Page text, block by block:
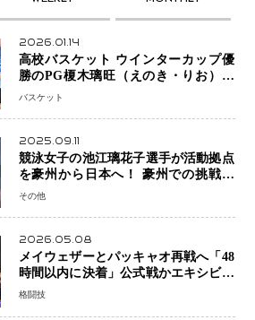
2026.01.14
高校バスケット ウインターカップ優
勝のPG榎木璃旺（えのき・りお）が
プロの現場へ―。
バスケット
2025.09.11
競泳女子の池江璃花子選手が活動拠点
を豪州から日本へ！ 豪州での挑戦を
糧に、28年ロサンゼルス五輪へ再始動
その他
2026.05.08
メイウェザーとパッキャオ再戦へ「48
時間以内に決着」公式戦かエキシビシ
ョンか混迷続く
格闘技